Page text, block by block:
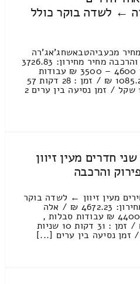
← לשדה בוקר כולל
מכעביהטבאשחג'אג'רה
← לשדה בוקר כולל פירוק והרכבה מחיר מחירון: 3726.83
₪ / אלה שבטווח המחירים 4600 – 3500 ₪ עבודות
סבלות , טעינה ופריקה : 1085.29 ₪ / זמן : 28 דקות 57
שניות מחיר נסיעה 1974.99 שקל / זמן נסיעה בין ערים 2
חדרים מעין זיוון
והרכבה
מעין זיוון ← לשדה בוקר
כולל פירוק והרכבה מחיר מחירון: 4672.23 ₪ / אלה
שבטווח המחירים 5800 – 4400 ₪ עבודות סבלות ,
טעינה ופריקה : 1382.77 ₪ / זמן : 31 דקות 10 שניות